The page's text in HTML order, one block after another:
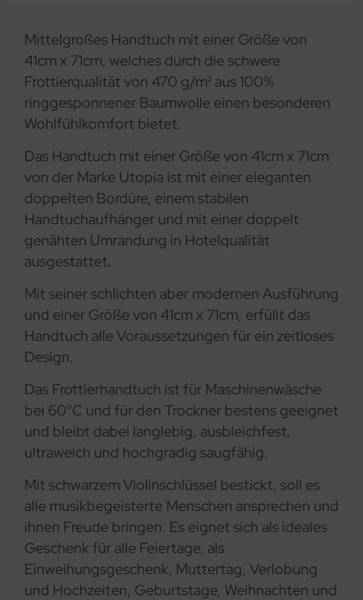
Mittelgroßes Handtuch mit einer Größe von
41cm x 71cm, welches durch die schwere
Frottierqualität von 470 g/m² aus 100%
ringgesponnener Baumwolle einen besonderen
Wohlfühlkomfort bietet.
Das Handtuch mit einer Größe von 41cm x 71cm
von der Marke Utopia ist mit einer eleganten
doppelten Bordüre, einem stabilen
Handtuchaufhänger und mit einer doppelt
genähten Umrandung in Hotelqualität
ausgestattet.
Mit seiner schlichten aber modernen Ausführung
und einer Größe von 41cm x 71cm, erfüllt das
Handtuch alle Voraussetzungen für ein zeitloses
Design.
Das Frottierhandtuch ist für Maschinenwäsche
bei 60°C und für den Trockner bestens geeignet
und bleibt dabei langlebig, ausbleichfest,
ultraweich und hochgradig saugfähig.
Mit schwarzem Violinschlüssel bestickt, soll es
alle musikbegeisterte Menschen ansprechen und
ihnen Freude bringen. Es eignet sich als ideales
Geschenk für alle Feiertage, als
Einweihungsgeschenk, Muttertag, Verlobung
und Hochzeiten, Geburtstage, Weihnachten und